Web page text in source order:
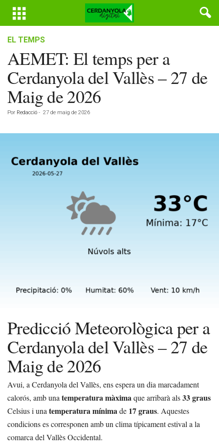
EL TEMPS
AEMET: El temps per a
Cerdanyola del Vallès – 27 de
Maig de 2026
Por Redacció - 27 de maig de 2026
Predicció Meteorològica per a
Cerdanyola del Vallès – 27 de
Maig de 2026
Avui, a Cerdanyola del Vallès, ens espera un dia marcadament
calorós, amb unatemperatura màximaque arribarà als33 graus
Celsius i unatemperatura mínimade 17 graus. Aquestes
condicions es corresponen amb un clima típicament estival a la
comarca del Vallès Occidental.